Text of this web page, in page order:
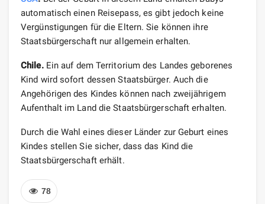
automatisch einen Reisepass, es gibt jedoch keine
Vergünstigungen für die Eltern. Sie können ihre
Staatsbürgerschaft nur allgemein erhalten.
Chile.Ein auf dem Territorium des Landes geborenes
Kind wird sofort dessen Staatsbürger. Auch die
Angehörigen des Kindes können nach zweijährigem
Aufenthalt im Land die Staatsbürgerschaft erhalten.
Durch die Wahl eines dieser Länder zur Geburt eines
Kindes stellen Sie sicher, dass das Kind die
Staatsbürgerschaft erhält.
78